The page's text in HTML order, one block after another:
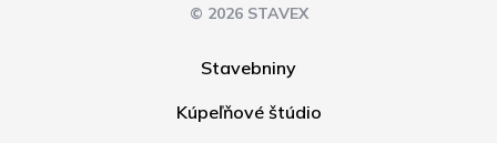
© 2026 STAVEX
Stavebniny
Kúpeľňové štúdio